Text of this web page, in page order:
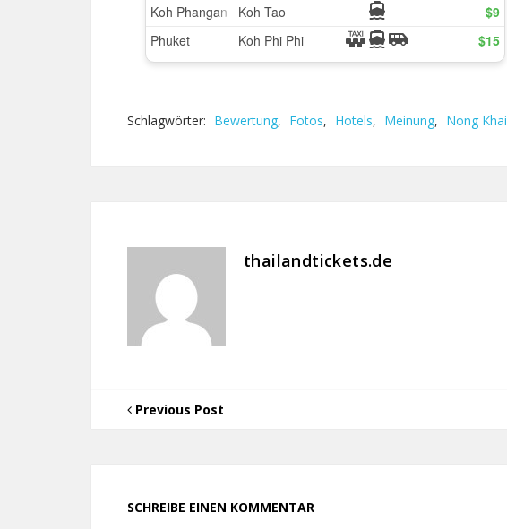
Schlagwörter: Bewertung, Fotos, Hotels, Meinung, Nong Khai
thailandtickets.de
Previous Post
SCHREIBE EINEN KOMMENTAR